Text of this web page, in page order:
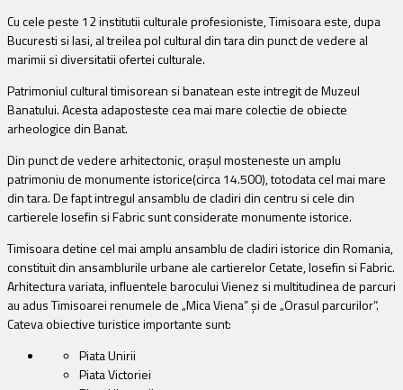
Cu cele peste 12 institutii culturale profesioniste, Timisoara este, dupa
Bucuresti si Iasi, al treilea pol cultural din tara din punct de vedere al
marimii si diversitatii ofertei culturale.
Patrimoniul cultural timisorean si banatean este intregit de Muzeul
Banatului. Acesta adaposteste cea mai mare colectie de obiecte
arheologice din Banat.
Din punct de vedere arhitectonic, orașul mosteneste un amplu
patrimoniu de monumente istorice(circa 14.500), totodata cel mai mare
din tara. De fapt intregul ansamblu de cladiri din centru si cele din
cartierele Iosefin si Fabric sunt considerate monumente istorice.
Timisoara detine cel mai amplu ansamblu de cladiri istorice din Romania,
constituit din ansamblurile urbane ale cartierelor Cetate, Iosefin si Fabric.
Arhitectura variata, influentele barocului Vienez si multitudinea de parcuri
au adus Timisoarei renumele de „Mica Viena” și de „Orasul parcurilor”.
Cateva obiective turistice importante sunt:
Piata Unirii
Piata Victoriei